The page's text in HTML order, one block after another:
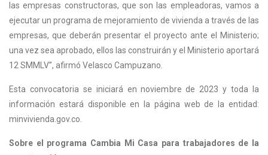
las empresas constructoras, que son las empleadoras, vamos a
ejecutar un programa de mejoramiento de vivienda a través de las
empresas, que deberán presentar el proyecto ante el Ministerio;
una vez sea aprobado, ellos las construirán y el Ministerio aportará
12 SMMLV”, afirmó Velasco Campuzano.
Esta convocatoria se iniciará en noviembre de 2023 y toda la
información estará disponible en la página web de la entidad:
minvivienda.gov.co.
Sobre el programa Cambia Mi Casa para trabajadores de la